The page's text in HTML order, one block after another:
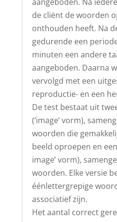
de cliënt de woorden
onthouden heeft. Na
gedurende een
minuten een andere
aangeboden. Daarna
vervolgd met een
reproductie- en een
De test bestaat uit
(‘image’ vorm),
woorden die
beeld oproepen en
image’ vorm),
woorden. Elke versie
éénlettergrepige
associatief zijn.
Het aantal correct